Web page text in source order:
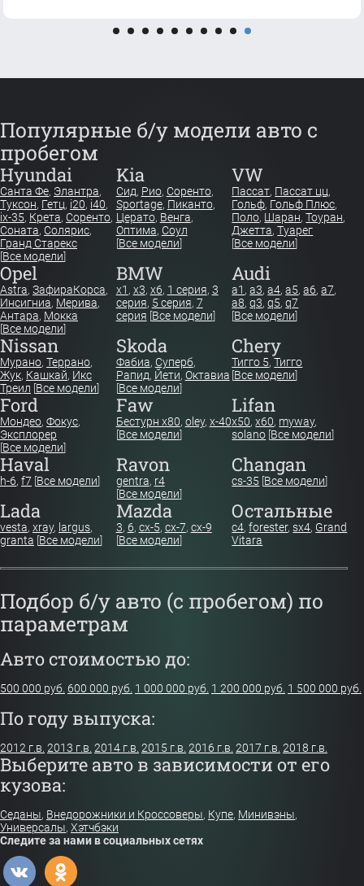
Популярные б/у модели авто с
пробегом
Hyundai
Санта Фе, Элантра,
Туксон, Гетц, i20, i40,
ix-35, Крета, Соренто,
Соната, Солярис,
Гранд Старекс
[Все модели]
Kia
Сид, Рио, Соренто,
Sportage, Пиканто,
Церато, Венга,
Оптима, Соул
[Все модели]
VW
Пассат, Пассат цц,
Гольф, Гольф Плюс,
Поло, Шаран,Тоуран,
Джетта,Туарег
[Все модели]
Opel
Astra, ЗафираКорса,
Инсигниа, Мерива,
Антара, Мокка
[Все модели]
BMW
x1 , x3, x6, 1 серия, 3
серия, 5 серия, 7
серия [Все модели]
Audi
a1 ,a3,a4,a5,a6,a7,
a8,q3,q5,q7
[Все модели]
Nissan
Мурано, Террано,
Жук, Кашкай, Икс
Треил [Все модели]
Skoda
Фабиа, Суперб,
Рапид, Йети, Октавиа
[Все модели]
Chery
Тигго 5,Тигго
[Все модели]
Ford
Мондео, Фокус,
Эксплорер
[Все модели]
Faw
Бестурн х80, oley, x-40
[Все модели]
Lifan
x50,x60, myway,
solano [Все модели]
Haval
h-6, f7 [Все модели]
Ravon
gentra, r4
[Все модели]
Changan
cs-35 [Все модели]
Lada
vesta, xray, largus,
granta [Все модели]
Mazda
3, 6, cx-5, cx-7, cx-9
[Все модели]
Остальные
c4,forester,sx4, Grand
Vitara
Подбор б/у авто (с пробегом) по
параметрам
Авто стоимостью до:
500 000 руб. 600 000 руб. 1 000 000 руб. 1 200 000 руб. 1 500 000 руб.
По году выпуска:
2012 г.в. 2013 г.в. 2014 г.в. 2015 г.в. 2016 г.в. 2017 г.в. 2018 г.в.
Выберите авто в зависимости от его
кузова:
Седаны, Внедорожники и Кроссоверы, Купе, Минивэны,
Универсалы, Хэтчбэки
Следите за нами в социальных сетях